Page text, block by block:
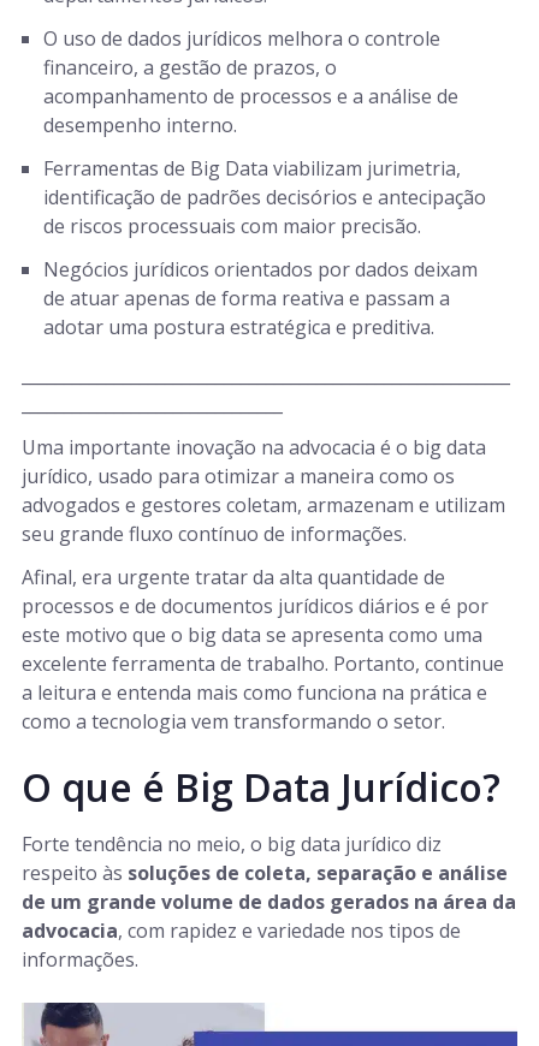
O uso de dados jurídicos melhora o controle
financeiro, a gestão de prazos, o
acompanhamento de processos e a análise de
desempenho interno.
Ferramentas de Big Data viabilizam jurimetria,
identificação de padrões decisórios e antecipação
de riscos processuais com maior precisão.
Negócios jurídicos orientados por dados deixam
de atuar apenas de forma reativa e passam a
adotar uma postura estratégica e preditiva.
Uma importante inovação na advocacia é o big data
jurídico, usado para otimizar a maneira como os
advogados e gestores coletam, armazenam e utilizam
seu grande fluxo contínuo de informações.
Afinal, era urgente tratar da alta quantidade de
processos e de documentos jurídicos diários e é por
este motivo que o big data se apresenta como uma
excelente ferramenta de trabalho. Portanto, continue
a leitura e entenda mais como funciona na prática e
como a tecnologia vem transformando o setor.
O que é Big Data Jurídico?
Forte tendência no meio, o big data jurídico diz
respeito às soluções de coleta, separação e análise
de um grande volume de dados gerados na área da
advocacia, com rapidez e variedade nos tipos de
informações.